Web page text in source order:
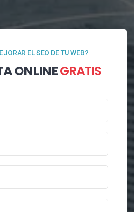
EL SEO DE TU WEB?
ONLINEGRATIS